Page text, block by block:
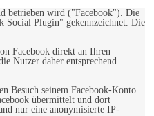
betrieben wird ("Facebook"). Die
Social Plugin" gekennzeichnet. Die
Facebook direkt an Ihren
Nutzer daher entsprechend
Besuch seinem Facebook-Konto
übermittelt und dort
nur eine anonymisierte IP-